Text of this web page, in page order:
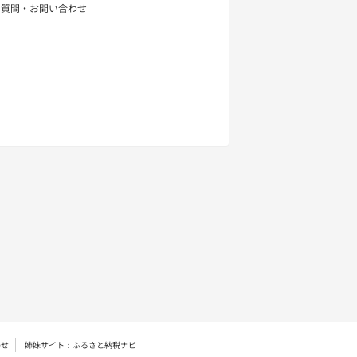
問・お問い合わせ
姉妹サイト：ふるさと納税ナビ